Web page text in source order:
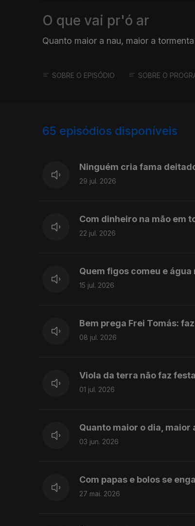
O que vai pr'ó ar
Quanto maior a nau, maior a tormenta
SOBRE O EPISÓDIO SOBRE O
65 episódios disponíveis
Ninguém cria fama
29 jul. 2026
Com dinheiro na mão em
22 jul. 2026
Quem figos comeu e água
15 jul. 2026
Bem prega Frei Tomás:
08 jul. 2026
Viola da terra não faz festa
01 jul. 2026
Quanto maior o dia, maior
03 jun. 2026
Com papas e bolos se
27 mai. 2026